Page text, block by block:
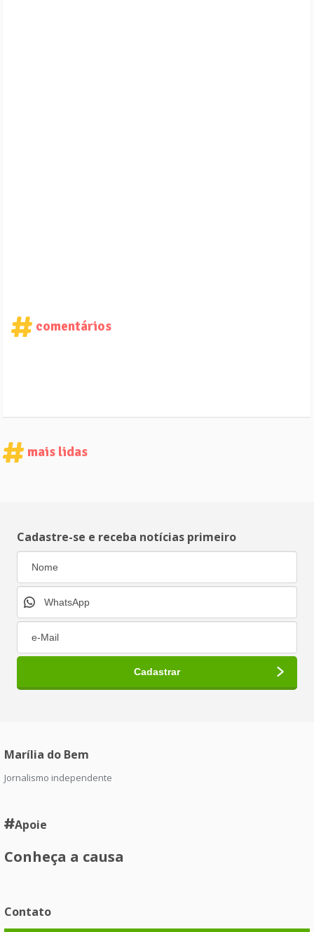
comentários
mais lidas
Cadastre-se e receba notícias primeiro
Marília do Bem
Jornalismo independente
Apoie
Conheça a causa
Contato